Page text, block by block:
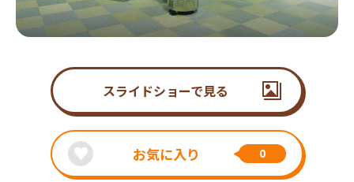
スライドショーで見る
お気に入り 0